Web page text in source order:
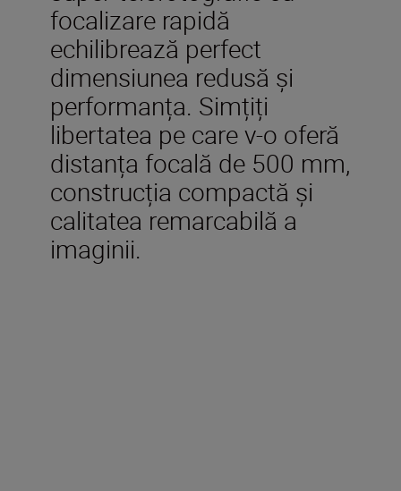
focalizare rapidă
echilibrează perfect
dimensiunea redusă și
performanța. Simțiți
libertatea pe care v-o oferă
distanța focală de 500 mm,
construcția compactă și
calitatea remarcabilă a
imaginii.